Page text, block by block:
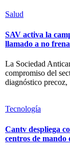
Salud
SAV activa la
llamado a no
La Sociedad
compromiso del
diagnóstico precoz,
Tecnología
Cantv despliega
centros de mando